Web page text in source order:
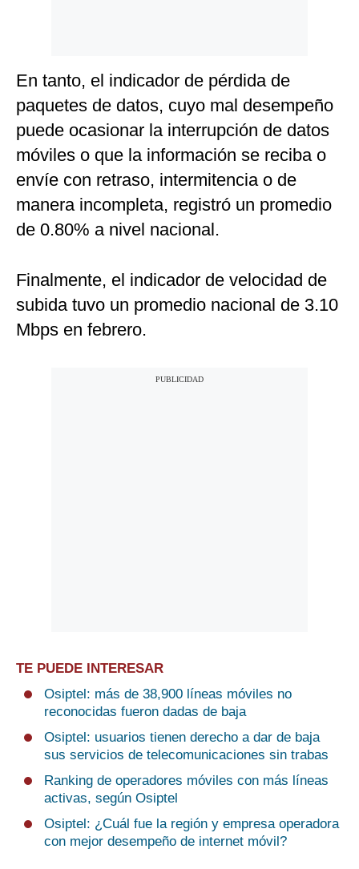
En tanto, el indicador de pérdida de
paquetes de datos, cuyo mal desempeño
puede ocasionar la interrupción de datos
móviles o que la información se reciba o
envíe con retraso, intermitencia o de
manera incompleta, registró un promedio
de 0.80% a nivel nacional.
Finalmente, el indicador de velocidad de
subida tuvo un promedio nacional de 3.10
Mbps en febrero.
TE PUEDE INTERESAR
Osiptel: más de 38,900 líneas móviles no
reconocidas fueron dadas de baja
Osiptel: usuarios tienen derecho a dar de baja
sus servicios de telecomunicaciones sin trabas
Ranking de operadores móviles con más líneas
activas, según Osiptel
Osiptel: ¿Cuál fue la región y empresa operadora
con mejor desempeño de internet móvil?